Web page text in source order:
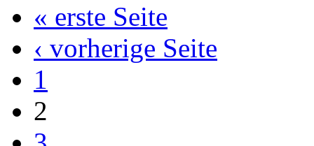
« erste Seite
‹ vorherige Seite
1
2